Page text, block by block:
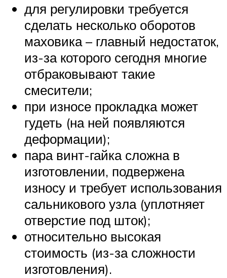
для регулировки требуется
сделать несколько оборотов
маховика – главный недостаток,
из-за которого сегодня многие
отбраковывают такие
смесители;
при износе прокладка может
гудеть (на ней появляются
деформации);
пара винт-гайка сложна в
изготовлении, подвержена
износу и требует использования
сальникового узла (уплотняет
отверстие под шток);
относительно высокая
стоимость (из-за сложности
изготовления).